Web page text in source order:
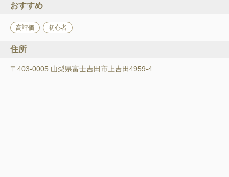
おすすめ
高評価 初心者
住所
〒403-0005 山梨県富士吉田市上吉田4959-4